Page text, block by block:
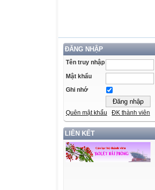
ĐĂNG NHẬP
Tên truy nhập
Mật khẩu
Ghi nhớ
Quên mật khẩu ĐK thành viên
LIÊN KẾT